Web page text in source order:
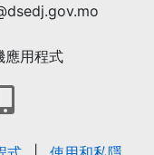
專頁
應用程式